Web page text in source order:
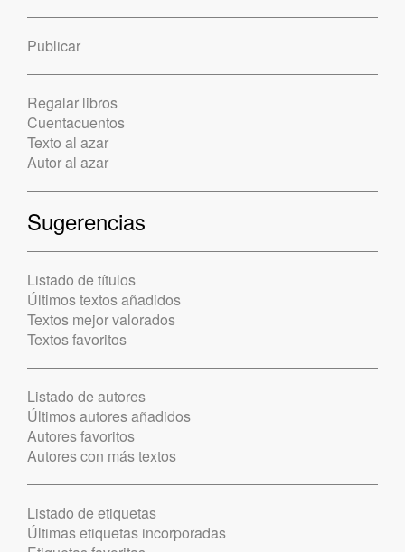
Publicar
Regalar libros
Cuentacuentos
Texto al azar
Autor al azar
Sugerencias
Listado de títulos
Últimos textos añadidos
Textos mejor valorados
Textos favoritos
Listado de autores
Últimos autores añadidos
Autores favoritos
Autores con más textos
Listado de etiquetas
Últimas etiquetas incorporadas